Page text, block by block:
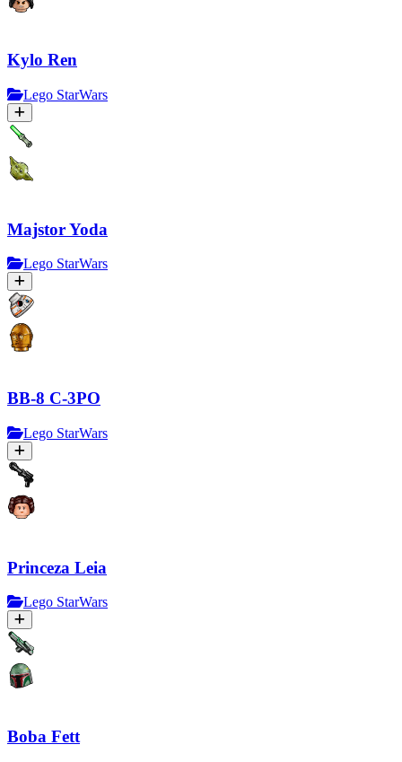
Kylo Ren
Lego StarWars
Majstor Yoda
Lego StarWars
BB-8 C-3PO
Lego StarWars
Princeza Leia
Lego StarWars
Boba Fett